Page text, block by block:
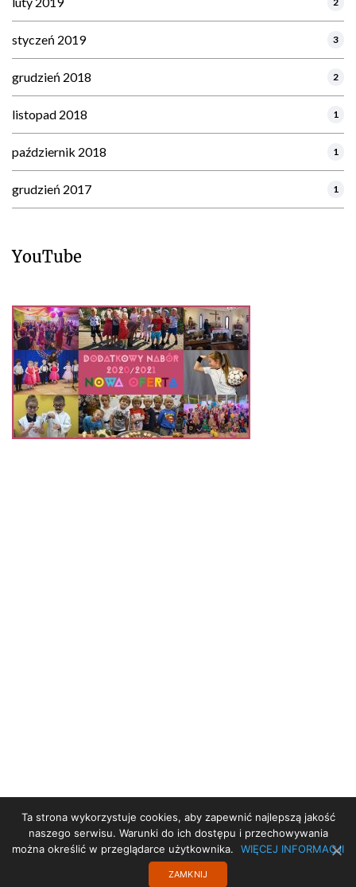
styczeń 2019 3
grudzień 2018 2
listopad 2018 1
październik 2018 1
grudzień 2017 1
YouTube
Ta strona wykorzystuje cookies, aby zapewnić najlepszą jakość
naszego serwisu. Warunki do ich dostępu i przechowywania
można określić w przeglądarce użytkownika.
WIĘCEJ INFORMACJI
ZAMKNIJ
STRONA GŁÓWNA
PRZYDATNE LINKI